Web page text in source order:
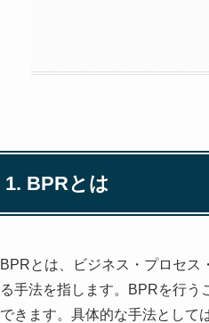
1. BPRとは
BPRとは、ビジネス・プロセス
る手法を指します。BPRを行う
できます。具体的な手法として